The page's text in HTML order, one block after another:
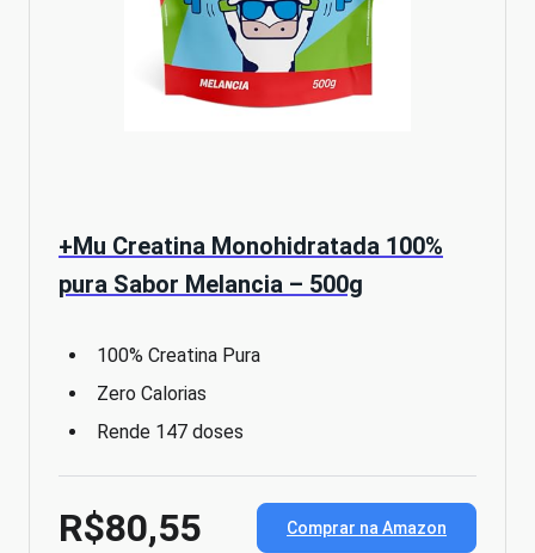
+Mu Creatina Monohidratada 100%
pura Sabor Melancia – 500g
100% Creatina Pura
Zero Calorias
Rende 147 doses
R$80,55 Comprar na Amazon